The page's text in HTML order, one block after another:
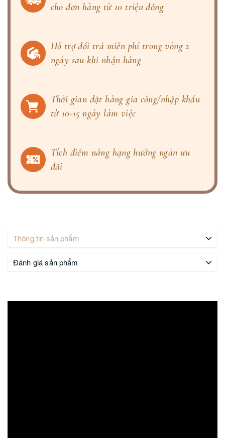
cho đơn hàng từ 10 triệu đồng
Hỗ trợ đổi trả miễn phí trong vòng 2
ngày sau khi nhận hàng
Thời gian đặt hàng gia công/nhập khẩu
từ 10-15 ngày làm việc
Tích điểm nâng hạng hưởng ngàn ưu
đãi
Thông tin sản phẩm
Đánh giá sản phẩm